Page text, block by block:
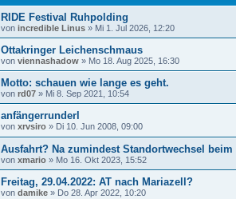
RIDE Festival Ruhpolding
von incredible Linus » Mi 1. Jul 2026, 12:20
Ottakringer Leichenschmaus
von viennashadow » Mo 18. Aug 2025, 16:30
Motto: schauen wie lange es geht.
von rd07 » Mi 8. Sep 2021, 10:54
anfängerrunderl
von xrvsiro » Di 10. Jun 2008, 09:00
Ausfahrt? Na zumindest Standortwechsel beim
von xmario » Mo 16. Okt 2023, 15:52
Freitag, 29.04.2022: AT nach Mariazell?
von damike » Do 28. Apr 2022, 10:20